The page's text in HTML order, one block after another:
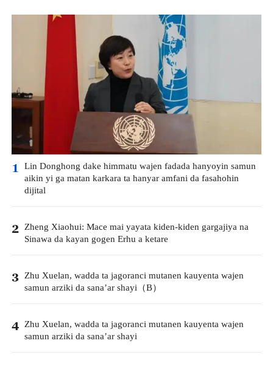
1 Lin Donghong dake himmatu wajen fadada hanyoyin samun
aikin yi ga matan karkara ta hanyar amfani da fasahohin
dijital
2 Zheng Xiaohui: Mace mai yayata kiden-kiden gargajiya na
Sinawa da kayan gogen Erhu a ketare
3 Zhu Xuelan, wadda ta jagoranci mutanen kauyenta wajen
samun arziki da sana’ar shayi（B）
4 Zhu Xuelan, wadda ta jagoranci mutanen kauyenta wajen
samun arziki da sana’ar shayi